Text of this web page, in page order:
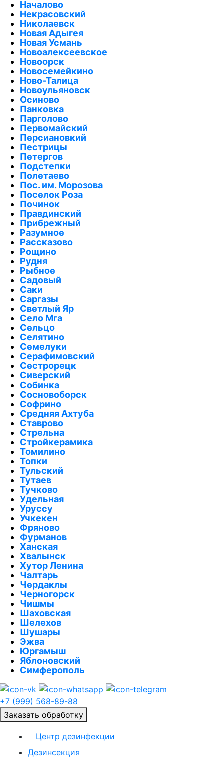
Началово
Некрасовский
Николаевск
Новая Адыгея
Новая Усмань
Новоалексеевское
Новоорск
Новосемейкино
Ново-Талица
Новоульяновск
Осиново
Панковка
Парголово
Первомайский
Персиановкий
Пестрицы
Петергов
Подстепки
Полетаево
Пос. им. Морозова
Поселок Роза
Починок
Правдинский
Прибрежный
Разумное
Рассказово
Рощино
Рудня
Рыбное
Садовый
Саки
Саргазы
Светлый Яр
Село Мга
Сельцо
Селятино
Семелуки
Серафимовский
Сестрорецк
Сиверский
Собинка
Сосновоборск
Софрино
Средняя Ахтуба
Ставрово
Стрельна
Стройкерамика
Томилино
Топки
Тульский
Тутаев
Тучково
Удельная
Уруссу
Учкекен
Фряново
Фурманов
Ханская
Хвалынск
Хутор Ленина
Чалтарь
Чердаклы
Черногорск
Чишмы
Шаховская
Шелехов
Шушары
Эжва
Юргамыш
Яблоновский
Симферополь
+7 (999) 568-89-88
Заказать обработку
Центр дезинфекции
Дезинсекция